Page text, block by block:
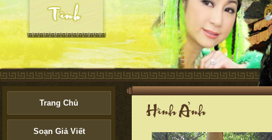
Trang Chủ
Soạn Giả Viết